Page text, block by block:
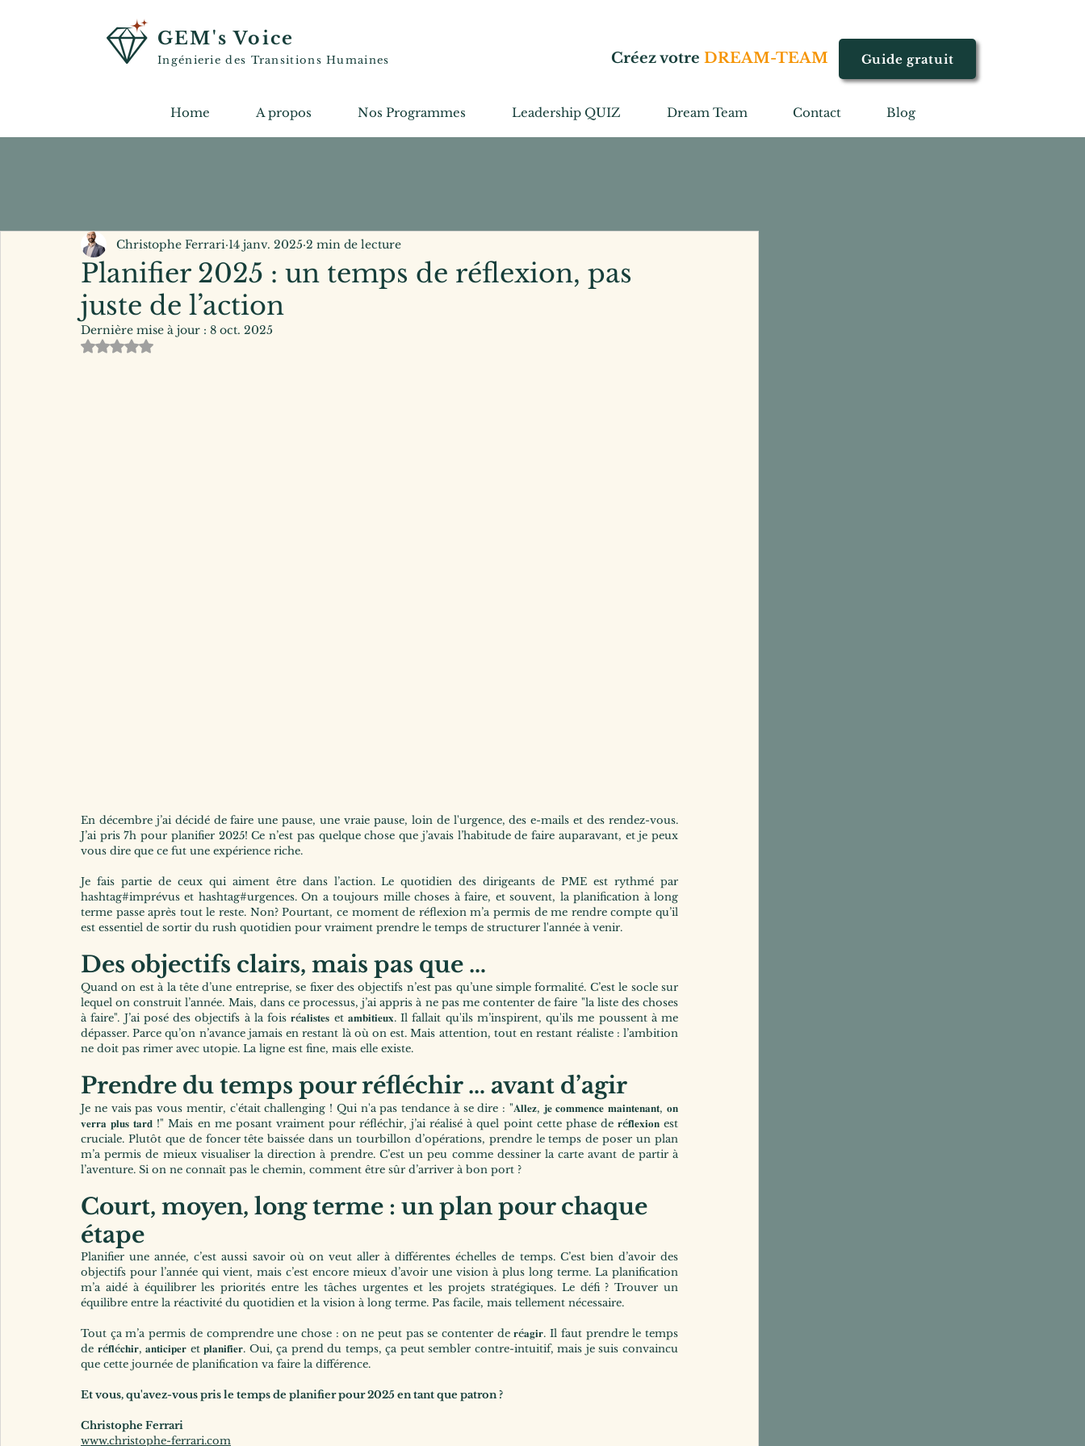
GEM's Voice
Ingénierie des Transitions Humaines Créez votre DREAM-TEAM Guide gratuit
Home A propos Nos Programmes Leadership QUIZ Dream Team Contact Blog
Planifier 2025 : un temps de réflexion, pas
juste de l’action
Christophe Ferrari 14 janv. 2025 2 min de lecture
Dernière mise à jour : 8 oct. 2025
Noté NaN étoiles sur 5.
En décembre j’ai décidé de faire une pause, une vraie pause, loin de l'urgence, des e-mails et des rendez-vous.
J’ai pris 7h pour planifier 2025! Ce n’est pas quelque chose que j’avais l’habitude de faire auparavant, et je peux
vous dire que ce fut une expérience riche.
Je fais partie de ceux qui aiment être dans l’action. Le quotidien des dirigeants de PME est rythmé par
hashtag#imprévus et hashtag#urgences. On a toujours mille choses à faire, et souvent, la planification à long
terme passe après tout le reste. Non? Pourtant, ce moment de réflexion m’a permis de me rendre compte qu’il
est essentiel de sortir du rush quotidien pour vraiment prendre le temps de structurer l'année à venir.
Des objectifs clairs, mais pas que …
Quand on est à la tête d’une entreprise, se fixer des objectifs n’est pas qu’une simple formalité. C’est le socle sur
lequel on construit l’année. Mais, dans ce processus, j’ai appris à ne pas me contenter de faire "la liste des choses
à faire". J’ai posé des objectifs à la fois 𝐫é𝐚𝐥𝐢𝐬𝐭𝐞𝐬 et 𝐚𝐦𝐛𝐢𝐭𝐢𝐞𝐮𝐱. Il fallait qu'ils m’inspirent, qu'ils me poussent à me
dépasser. Parce qu’on n’avance jamais en restant là où on est. Mais attention, tout en restant réaliste : l’ambition
ne doit pas rimer avec utopie. La ligne est fine, mais elle existe.
Prendre du temps pour réfléchir … avant d’agir
Je ne vais pas vous mentir, c'était challenging ! Qui n'a pas tendance à se dire : "𝐀𝐥𝐥𝐞𝐳, 𝐣𝐞 𝐜𝐨𝐦𝐦𝐞𝐧𝐜𝐞 𝐦𝐚𝐢𝐧𝐭𝐞𝐧𝐚𝐧𝐭, 𝐨𝐧
𝐯𝐞𝐫𝐫𝐚 𝐩𝐥𝐮𝐬 𝐭𝐚𝐫𝐝 !" Mais en me posant vraiment pour réfléchir, j’ai réalisé à quel point cette phase de 𝐫é𝐟𝐥𝐞𝐱𝐢𝐨𝐧 est
cruciale. Plutôt que de foncer tête baissée dans un tourbillon d’opérations, prendre le temps de poser un plan
m’a permis de mieux visualiser la direction à prendre. C’est un peu comme dessiner la carte avant de partir à
l’aventure. Si on ne connaît pas le chemin, comment être sûr d’arriver à bon port ?
Court, moyen, long terme : un plan pour chaque
étape
Planifier une année, c’est aussi savoir où on veut aller à différentes échelles de temps. C’est bien d’avoir des
objectifs pour l’année qui vient, mais c’est encore mieux d’avoir une vision à plus long terme. La planification
m’a aidé à équilibrer les priorités entre les tâches urgentes et les projets stratégiques. Le défi ? Trouver un
équilibre entre la réactivité du quotidien et la vision à long terme. Pas facile, mais tellement nécessaire.
Tout ça m’a permis de comprendre une chose : on ne peut pas se contenter de 𝐫é𝐚𝐠𝐢𝐫. Il faut prendre le temps
de 𝐫é𝐟𝐥é𝐜𝐡𝐢𝐫, 𝐚𝐧𝐭𝐢𝐜𝐢𝐩𝐞𝐫 et 𝐩𝐥𝐚𝐧𝐢𝐟𝐢𝐞𝐫. Oui, ça prend du temps, ça peut sembler contre-intuitif, mais je suis convaincu
que cette journée de planification va faire la différence.
Et vous, qu'avez-vous pris le temps de planifier pour 2025 en tant que patron ?
Christophe Ferrari
www.christophe-ferrari.com